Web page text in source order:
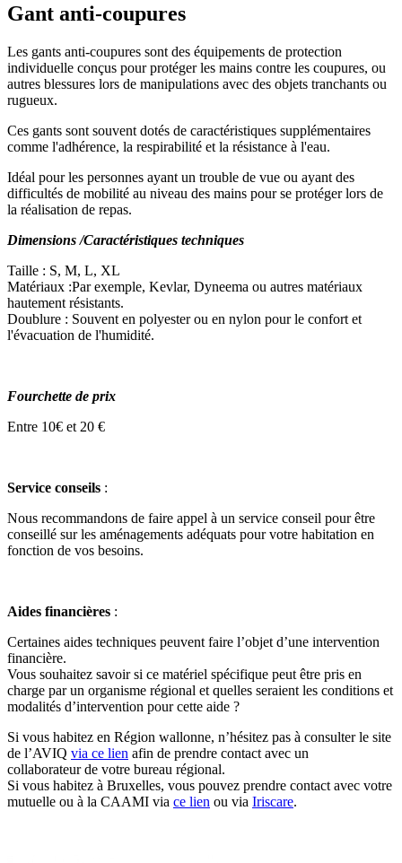
Gant anti-coupures
Les gants anti-coupures sont des équipements de protection
individuelle conçus pour protéger les mains contre les coupures, ou
autres blessures lors de manipulations avec des objets tranchants ou
rugueux.
Ces gants sont souvent dotés de caractéristiques supplémentaires
comme l'adhérence, la respirabilité et la résistance à l'eau.
Idéal pour les personnes ayant un trouble de vue ou ayant des
difficultés de mobilité au niveau des mains pour se protéger lors de
la réalisation de repas.
Dimensions /Caractéristiques techniques
Taille : S, M, L, XL
Matériaux :Par exemple, Kevlar, Dyneema ou autres matériaux
hautement résistants.
Doublure : Souvent en polyester ou en nylon pour le confort et
l'évacuation de l'humidité.
Fourchette de prix
Entre 10€ et 20 €
Service conseils :
Nous recommandons de faire appel à un service conseil pour être
conseillé sur les aménagements adéquats pour votre habitation en
fonction de vos besoins.
Aides financières :
Certaines aides techniques peuvent faire l’objet d’une intervention
financière.
Vous souhaitez savoir si ce matériel spécifique peut être pris en
charge par un organisme régional et quelles seraient les conditions et
modalités d’intervention pour cette aide ?
Si vous habitez en Région wallonne, n’hésitez pas à consulter le site
de l’AVIQ via ce lien afin de prendre contact avec un
collaborateur de votre bureau régional.
Si vous habitez à Bruxelles, vous pouvez prendre contact avec votre
mutuelle ou à la CAAMI via ce lien ou via Iriscare.